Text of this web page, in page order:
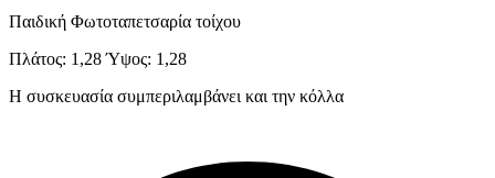
Παιδική Φωτοταπετσαρία τοίχου
Πλάτος: 1,28 Ύψος: 1,28
Η συσκευασία συμπεριλαμβάνει και την κόλλα